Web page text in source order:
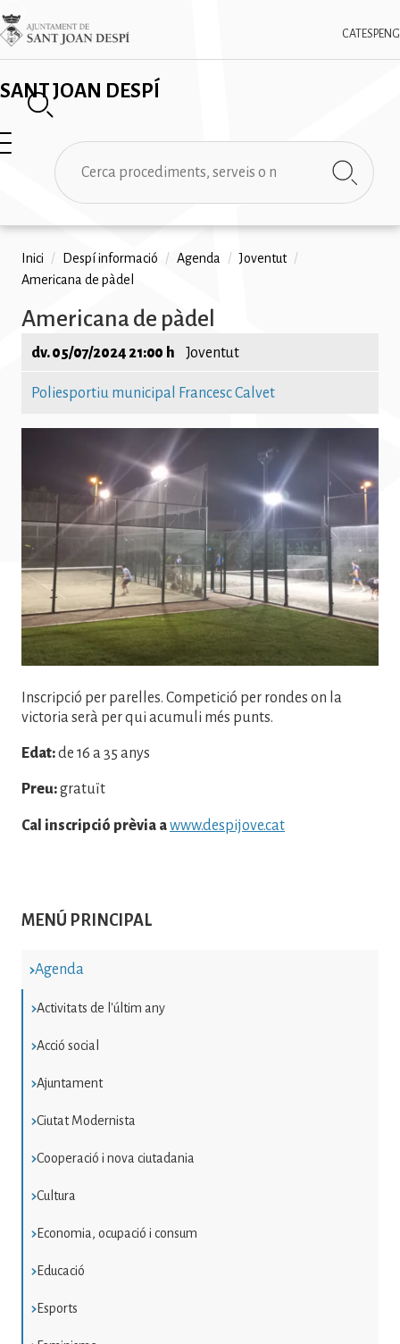
Vés
al
contingut
SANT JOAN DESPÍ
CAT ESPENG
Imatge
✕
Cerca
MENÚ PRINCIPAL
Agenda
Activitats de l'últim any
Acció social
Ajuntament
Ciutat Modernista
Cooperació i nova ciutadania
Cultura
Economia, ocupació i consum
Educació
Esports
Fil
d'ariadna
Inici / Despí informació / Agenda / Joventut /
Americana de pàdel
Americana de pàdel
dv. 05/07/2024 21:00 h Joventut
Poliesportiu municipal Francesc Calvet
Inscripció per parelles. Competició per rondes on la
victoria serà per qui acumuli més punts.
Edat:de 16 a 35 anys
Preu:gratuït
Cal inscripció prèvia awww.despijove.cat